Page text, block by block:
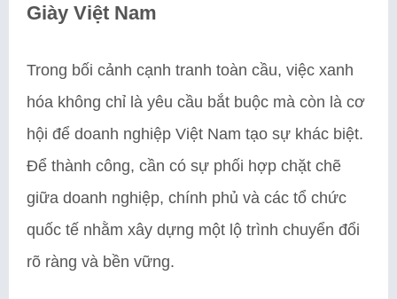
Giày Việt Nam
Trong bối cảnh cạnh tranh toàn cầu, việc xanh
hóa không chỉ là yêu cầu bắt buộc mà còn là cơ
hội để doanh nghiệp Việt Nam tạo sự khác biệt.
Để thành công, cần có sự phối hợp chặt chẽ
giữa doanh nghiệp, chính phủ và các tổ chức
quốc tế nhằm xây dựng một lộ trình chuyển đổi
rõ ràng và bền vững.